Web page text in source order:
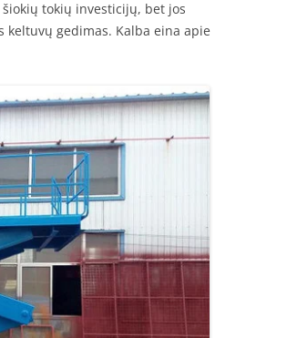
tokių investicijų, bet jos
gedimas. Kalba eina apie